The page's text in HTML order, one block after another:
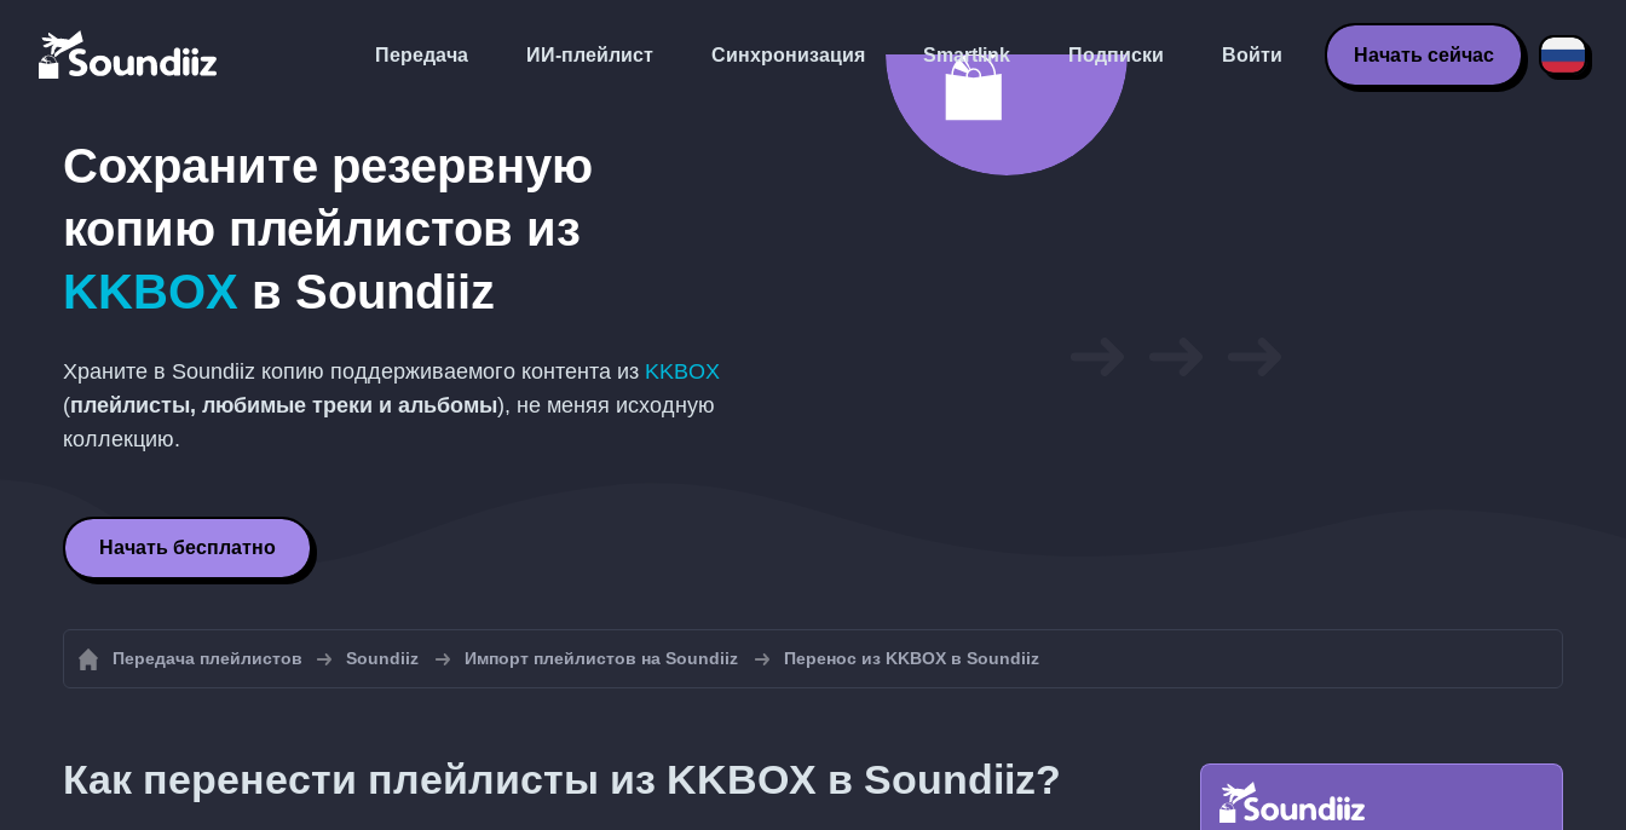
Передача ИИ-плейлист Синхронизация Smartlink Подписки Войти Начать сейчас
Сохраните резервную
копию плейлистов из
KKBOX в Soundiiz
Храните в Soundiiz копию поддерживаемого контента из KKBOX
(плейлисты, любимые треки и альбомы), не меняя исходную
коллекцию.
Начать бесплатно
Передача плейлистов Soundiiz Импорт плейлистов на Soundiiz Перенос из KKBOX в Soundiiz
Как перенести плейлисты из KKBOX в Soundiiz?